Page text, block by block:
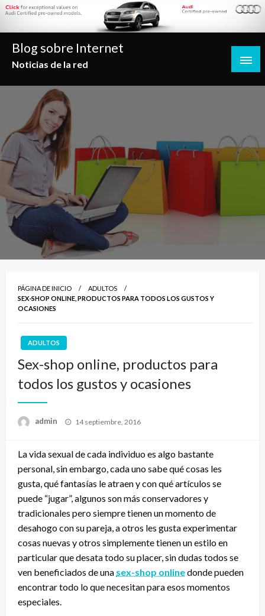
Saltar
contenido
Blog sobre Internet
Noticias de la red
PÁGINA DE INICIO
ADULTOS
SEX-SHOP ONLINE, PRODUCTOS PARA TODOS LOS GUSTOS Y
OCASIONES
ADULTOS
Sex-shop online, productos para
todos los gustos y ocasiones
admin
Publicado
14 septiembre, 2016
La vida sexual de cada individuo es algo bastante
personal, sin embargo, cada uno sabe qué cosas les
gusta, qué fantasías le atraen y con qué artículos se
puede “jugar”, algunos son más conservadores y
tradicionales pero siempre tienen un momento de
desahogo con su pareja, a otros les gusta experimentar
cosas nuevas y otros simplemente tienen un estilo en
particular que desata todo su placer, sin dudas todos se
ven beneficiados de una sex-shop onlinedonde pueden
encontrar todo lo que necesitan para esos momentos
especiales.